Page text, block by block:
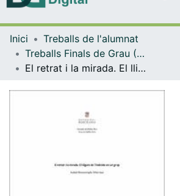
Navega
Com
Contacte
Inici
Treballs de l'alumnat
Treballs Finals de Grau (TFG) - Belles Arts
El retrat i la mirada. El lligam de l’individu en un grup